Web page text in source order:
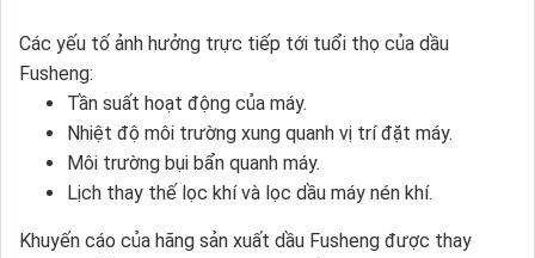
Các yếu tố ảnh hưởng trực tiếp tới tuổi thọ của dầu
Fusheng:
Tần suất hoạt động của máy.
Nhiệt độ môi trường xung quanh vị trí đặt máy.
Môi trường bụi bẩn quanh máy.
Lịch thay thế lọc khí và lọc dầu máy nén khí.
Khuyến cáo của hãng sản xuất dầu Fusheng được thay